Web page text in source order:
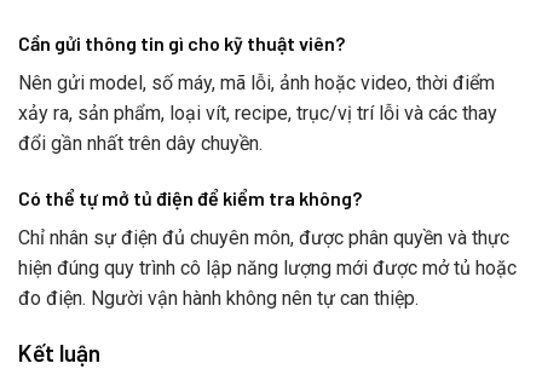
Cần gửi thông tin gì cho kỹ thuật viên?
Nên gửi model, số máy, mã lỗi, ảnh hoặc video, thời điểm
xảy ra, sản phẩm, loại vít, recipe, trục/vị trí lỗi và các thay
đổi gần nhất trên dây chuyền.
Có thể tự mở tủ điện để kiểm tra không?
Chỉ nhân sự điện đủ chuyên môn, được phân quyền và thực
hiện đúng quy trình cô lập năng lượng mới được mở tủ hoặc
đo điện. Người vận hành không nên tự can thiệp.
Kết luận